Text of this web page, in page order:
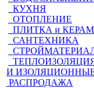
КУХНЯ
ОТОПЛЕНИЕ
ПЛИТКА и
САНТЕХНИКА
И
РАСПРОДАЖА